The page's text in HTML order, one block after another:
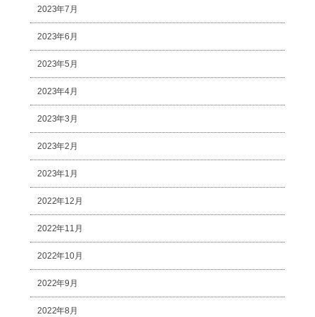
2023年7月
2023年6月
2023年5月
2023年4月
2023年3月
2023年2月
2023年1月
2022年12月
2022年11月
2022年10月
2022年9月
2022年8月